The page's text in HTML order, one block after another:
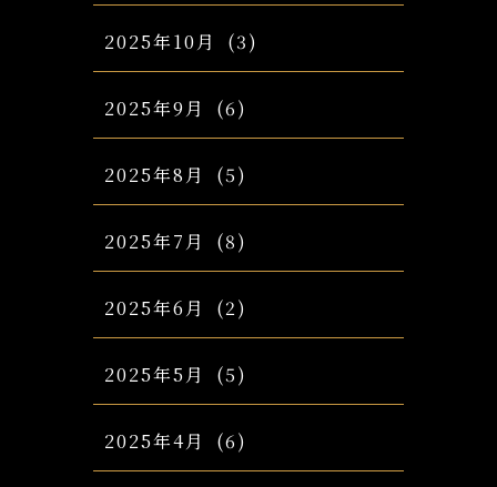
2025年10月 (3)
2025年9月 (6)
2025年8月 (5)
2025年7月 (8)
2025年6月 (2)
2025年5月 (5)
2025年4月 (6)